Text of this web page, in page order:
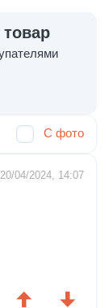
С фото
20/04/2024, 14:07